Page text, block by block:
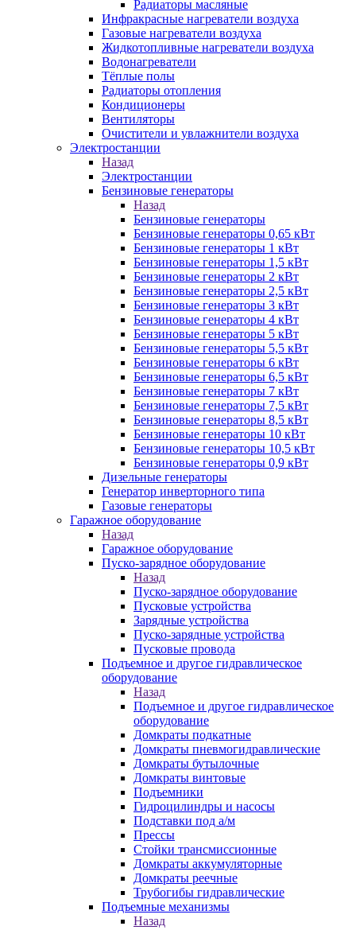
Радиаторы масляные
Инфракрасные нагреватели воздуха
Газовые нагреватели воздуха
Жидкотопливные нагреватели воздуха
Водонагреватели
Тёплые полы
Радиаторы отопления
Кондиционеры
Вентиляторы
Очистители и увлажнители воздуха
Электростанции
Назад
Электростанции
Бензиновые генераторы
Назад
Бензиновые генераторы
Бензиновые генераторы 0,65 кВт
Бензиновые генераторы 1 кВт
Бензиновые генераторы 1,5 кВт
Бензиновые генераторы 2 кВт
Бензиновые генераторы 2,5 кВт
Бензиновые генераторы 3 кВт
Бензиновые генераторы 4 кВт
Бензиновые генераторы 5 кВт
Бензиновые генераторы 5,5 кВт
Бензиновые генераторы 6 кВт
Бензиновые генераторы 6,5 кВт
Бензиновые генераторы 7 кВт
Бензиновые генераторы 7,5 кВт
Бензиновые генераторы 8,5 кВт
Бензиновые генераторы 10 кВт
Бензиновые генераторы 10,5 кВт
Бензиновые генераторы 0,9 кВт
Дизельные генераторы
Генератор инверторного типа
Газовые генераторы
Гаражное оборудование
Назад
Гаражное оборудование
Пуско-зарядное оборудование
Назад
Пуско-зарядное оборудование
Пусковые устройства
Зарядные устройства
Пуско-зарядные устройства
Пусковые провода
Подъемное и другое гидравлическое
оборудование
Назад
Подъемное и другое гидравлическое
оборудование
Домкраты подкатные
Домкраты пневмогидравлические
Домкраты бутылочные
Домкраты винтовые
Подъемники
Гидроцилиндры и насосы
Подставки под а/м
Прессы
Стойки трансмиссионные
Домкраты аккумуляторные
Домкраты реечные
Трубогибы гидравлические
Подъемные механизмы
Назад